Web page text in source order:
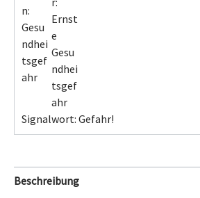
Signalwort: Gefahr!
Beschreibung